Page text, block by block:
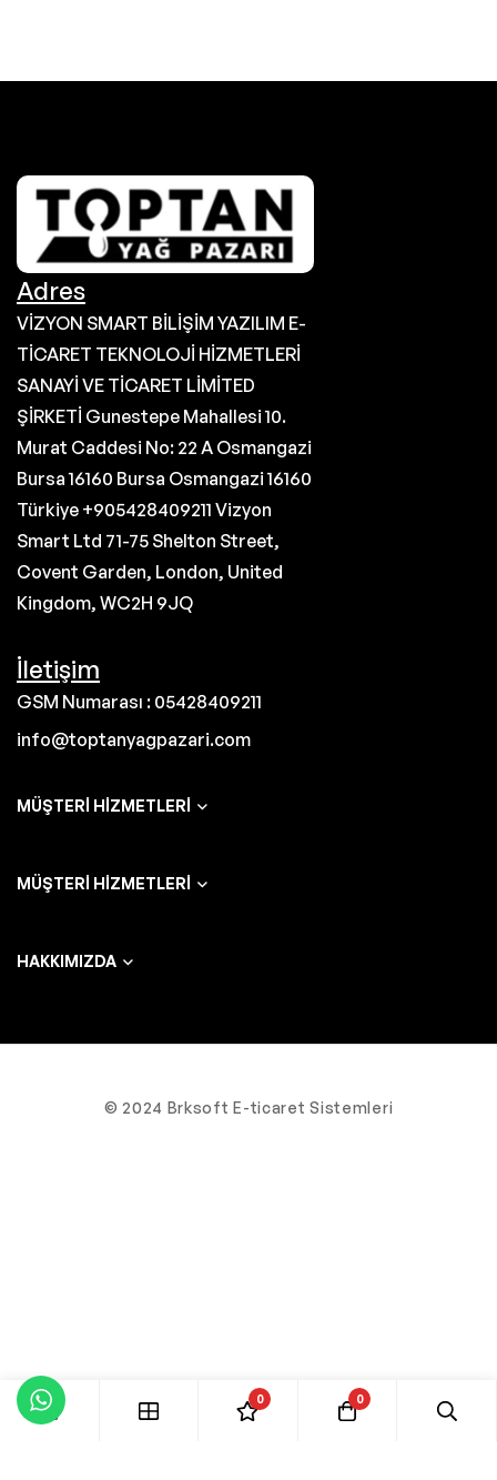
Adres
VİZYON SMART BİLİŞİM YAZILIM E-
TİCARET TEKNOLOJİ HİZMETLERİ
SANAYİ VE TİCARET LİMİTED
ŞİRKETİ Gunestepe Mahallesi 10.
Murat Caddesi No: 22 A Osmangazi
Bursa 16160 Bursa Osmangazi 16160
Türkiye +905428409211 Vizyon
Smart Ltd 71-75 Shelton Street,
Covent Garden, London, United
Kingdom, WC2H 9JQ
İletişim
GSM Numarası : 05428409211
info@toptanyagpazari.com
MÜŞTERI HIZMETLERI
MÜŞTERI HIZMETLERI
HAKKIMIZDA
© 2024 Brksoft E-ticaret Sistemleri
0 0